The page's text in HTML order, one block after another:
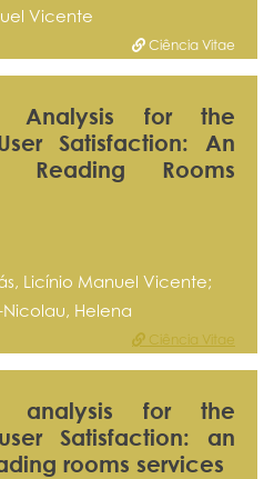
Vicente
Ciência Vitae
Analysis for the
Satisfaction: An
Reading Rooms
Licínio Manuel Vicente;
Helena
Ciência Vitae
analysis for the
Satisfaction: an
rooms services